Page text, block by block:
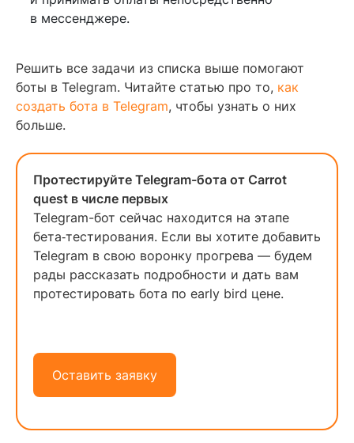
в мессенджере.
Решить все задачи из списка выше помогают
боты в Telegram. Читайте статью про то, как
создать бота в Telegram, чтобы узнать о них
больше.
Протестируйте Telegram-бота от Carrot
quest в числе первых
Telegram-бот сейчас находится на этапе
бета‑тестирования. Если вы хотите добавить
Telegram в свою воронку прогрева — будем
рады рассказать подробности и дать вам
протестировать бота по early bird цене.
Оставить заявку